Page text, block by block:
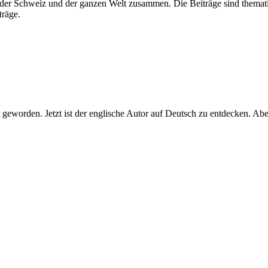
Schweiz und der ganzen Welt zusammen. Die Beiträge sind
Jetzt ist der englische Autor auf Deutsch zu entdecken.